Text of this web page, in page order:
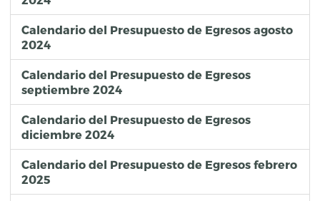
Calendario del Presupuesto de Egresos agosto
2024
Calendario del Presupuesto de Egresos
septiembre 2024
Calendario del Presupuesto de Egresos
diciembre 2024
Calendario del Presupuesto de Egresos febrero
2025